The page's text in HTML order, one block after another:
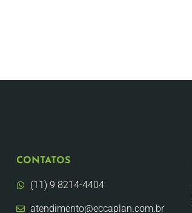
CONTATOS
(11) 9 8214-4404
atendimento@eccaplan.com.br